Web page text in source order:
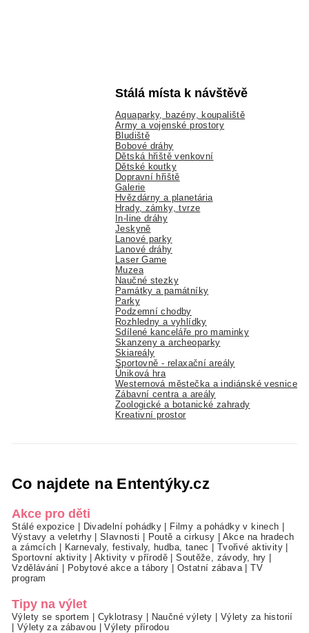
Stálá místa k návštěvě
Aquaparky, bazény, koupaliště
Army a vojenské prostory
Bludiště
Bobové dráhy
Dětská hřiště venkovní
Dětské koutky
Dopravní hřiště
Galerie
Hvězdárny a planetária
Hrady, zámky, tvrze
In-line dráhy
Jeskyně
Lanové parky
Lanové dráhy
Laser Game
Muzea
Naučné stezky
Památky a památníky
Parky
Podzemní chodby
Rozhledny a vyhlídky
Sdílené kanceláře pro maminky
Skanzeny a archeoparky
Skiareály
Sportovně - relaxační areály
Úniková hra
Westernová městečka a indiánské vesnice
Zábavní centra a areály
Zoologické a botanické zahrady
Kreativní prostor
Co najdete na Ententýky.cz
Akce pro děti
Stálé expozice Divadelní pohádky Filmy a pohádky v kinech
Výstavy a veletrhy|Slavnosti Poutě a cirkusy
Akce na hradech
a zámcích
Karnevaly, festivaly, hudba, tanec Tvořivé aktivity
Sportovní aktivity|Aktivity v přírodě |Soutěže, závody, hry
Vzdělávání
Pobytové akce a tábory Ostatní zábava |TV
program
Tipy na výlet
Výlety se sportem Cyklotrasy Naučné výlety
Výlety za historií
Výlety za zábavou |Výlety přírodou